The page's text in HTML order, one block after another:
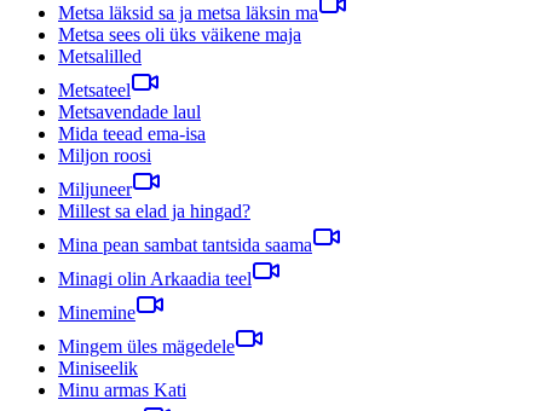
Metsa läksid sa ja metsa läksin ma
Metsa sees oli üks väikene maja
Metsalilled
Metsateel
Metsavendade laul
Mida teead ema-isa
Miljon roosi
Miljuneer
Millest sa elad ja hingad?
Mina pean sambat tantsida saama
Minagi olin Arkaadia teel
Minemine
Mingem üles mägedele
Miniseelik
Minu armas Kati